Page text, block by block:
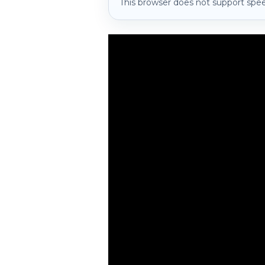
This browser does not support